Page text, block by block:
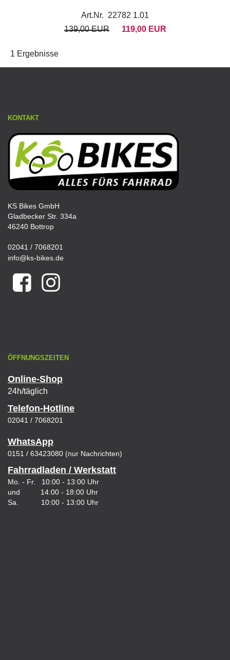
Art.Nr. 22782 1.01
139,00 EUR
119,00 EUR
1 Ergebnisse
KONTAKT
KS Bikes GmbH
Gladbecker Str. 334a
46240 Bottrop
02041 / 7068201
info@ks-bikes.de
ÖFFNUNGSZEITEN
Online-Shop
24h/täglich
Telefon-Hotline
02041 / 7068201
WhatsApp
0151 / 63423080 (nur Nachrichten)
Fahrradladen / Werkstatt
Mo. - Fr. 10:00 - 13:00 Uhr
und 14:00 - 18:00 Uhr
Sa. 10:00 - 13:00 Uhr